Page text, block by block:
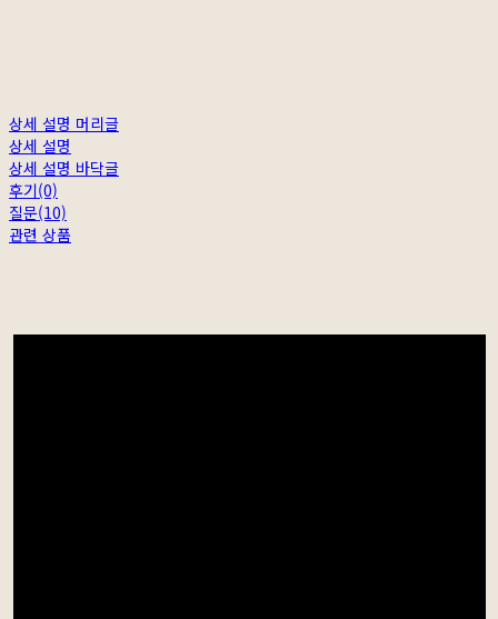
상세 설명 머리글
상세 설명
상세 설명 바닥글
후기(0)
질문(10)
관련 상품